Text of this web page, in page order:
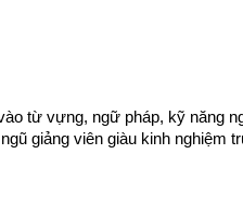
từ vựng, ngữ pháp, kỹ năng
giảng viên giàu kinh nghiệm